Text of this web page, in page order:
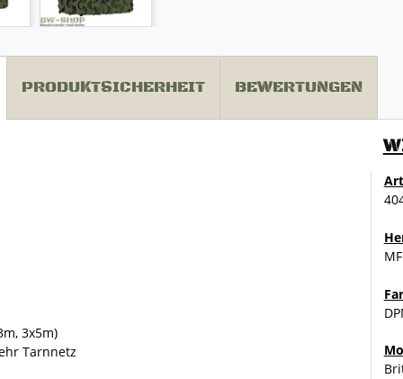
PRODUKTSICHERHEIT BEWERTUNGEN
3x5m)
Tarnnetz